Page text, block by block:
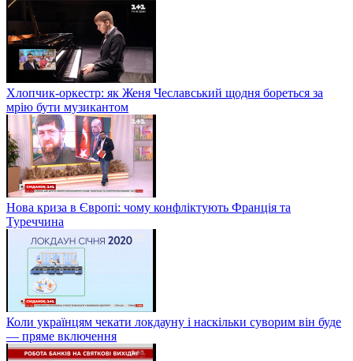
Хлопчик-оркестр: як Женя Чеславський щодня бореться за
мрію бути музикантом
Нова криза в Європі: чому конфліктують Франція та
Туреччина
Коли українцям чекати локдауну і наскільки суворим він буде
— пряме включення